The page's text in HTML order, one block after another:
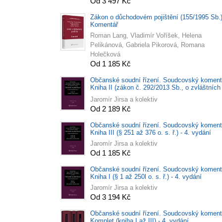
Zákon o důchodovém pojištění (155/1995 Sb.).
Komentář
Roman Lang, Vladimír Voříšek, Helena
Pelikánová, Gabriela Pikorová, Romana
Holečková
Od 1 185 Kč
Občanské soudní řízení. Soudcovský
Kniha II (zákon č. 292/2013 Sb., o zvláštních
Jaromír Jirsa a kolektiv
Od 2 189 Kč
Občanské soudní řízení. Soudcovský
Kniha III (§ 251 až 376 o. s. ř.) - 4. vydání
Jaromír Jirsa a kolektiv
Od 1 185 Kč
Občanské soudní řízení. Soudcovský
Kniha I (§ 1 až 250l o. s. ř.) - 4. vydání
Jaromír Jirsa a kolektiv
Od 3 194 Kč
Občanské soudní řízení. Soudcovský